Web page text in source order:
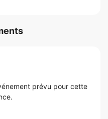
prévu pour cette